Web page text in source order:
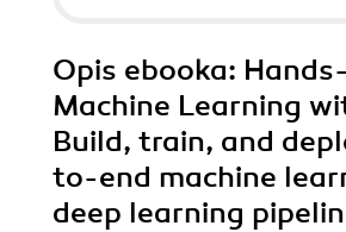
Opis ebooka:
Machine Learning
Build, train, and
to-end machine
deep learning